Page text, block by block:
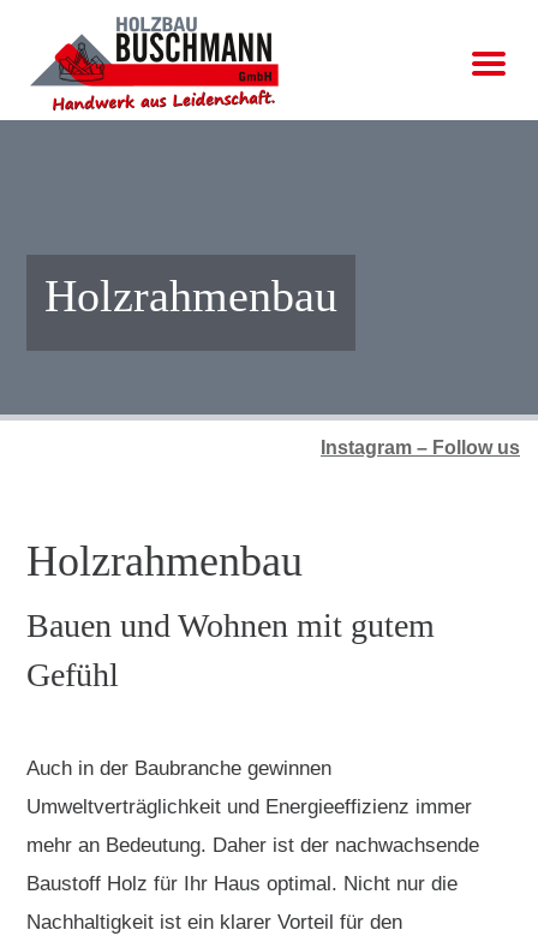
Instagram – Follow us
Holzrahmenbau
Holzrahmenbau
Bauen und Wohnen mit gutem
Gefühl
Auch in der Baubranche gewinnen
Umweltverträglichkeit und Energieeffizienz immer
mehr an Bedeutung. Daher ist der nachwachsende
Baustoff Holz für Ihr Haus optimal. Nicht nur die
Nachhaltigkeit ist ein klarer Vorteil für den